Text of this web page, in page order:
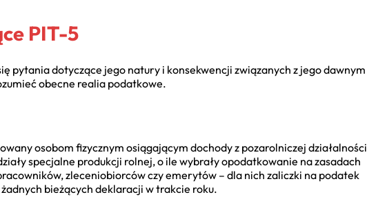
PIT-5
pytania dotyczące jego natury i konsekwencji związanych z jego dawnym
obecne realia podatkowe.
osobom fizycznym osiągającym dochody z pozarolniczej działalności
specjalne produkcji rolnej, o ile wybrały opodatkowanie na zasadach
zleceniobiorców czy emerytów – dla nich zaliczki na podatek
bieżących deklaracji w trakcie roku.